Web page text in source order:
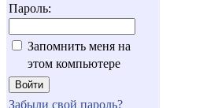
Пароль:
Запомнить меня на
этом компьютере
Забыли свой пароль?